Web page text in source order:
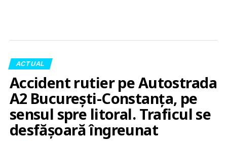
ACTUAL
Accident rutier pe Autostrada
A2 București-Constanța, pe
sensul spre litoral. Traficul se
desfășoară îngreunat